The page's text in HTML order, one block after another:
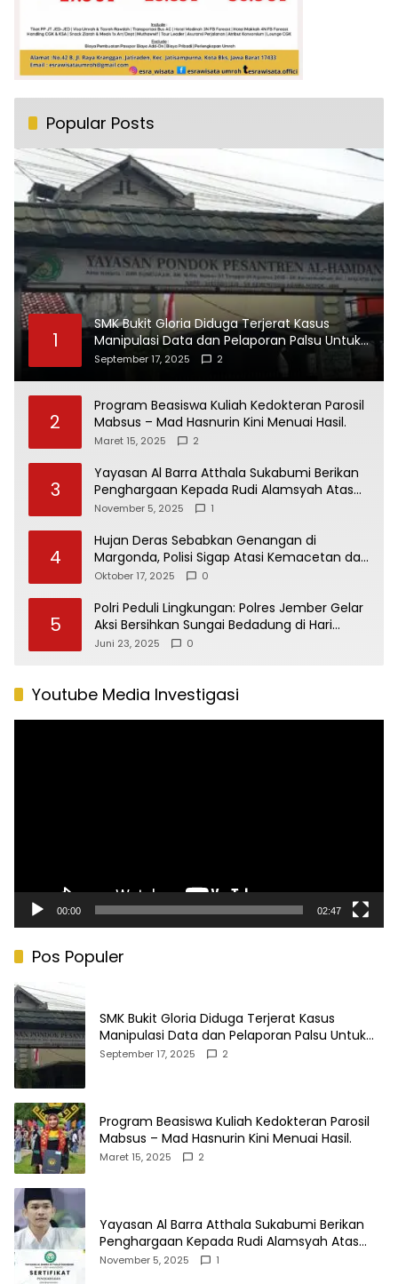
Popular Posts
1
SMK Bukit Gloria Diduga Terjerat Kasus
Manipulasi Data dan Pelaporan Palsu Untuk
Mendapatkan Dana Bos
September 17, 2025 2
2
Program Beasiswa Kuliah Kedokteran Parosil
Mabsus – Mad Hasnurin Kini Menuai Hasil.
Maret 15, 2025 2
3
Yayasan Al Barra Atthala Sukabumi Berikan
Penghargaan Kepada Rudi Alamsyah Atas
Kontribusi Sosial dan Kemasyarakatan
November 5, 2025 1
4
Hujan Deras Sebabkan Genangan di
Margonda, Polisi Sigap Atasi Kemacetan dan
Bantu Pengendara
Oktober 17, 2025 0
5
Polri Peduli Lingkungan: Polres Jember Gelar
Aksi Bersihkan Sungai Bedadung di Hari
Bhayangkara ke-79
Juni 23, 2025 0
Youtube Media Investigasi
00:00 02:47
Pos Populer
SMK Bukit Gloria Diduga Terjerat Kasus
Manipulasi Data dan Pelaporan Palsu Untuk
Mendapatkan Dana Bos
September 17, 2025 2
Program Beasiswa Kuliah Kedokteran Parosil
Mabsus – Mad Hasnurin Kini Menuai Hasil.
Maret 15, 2025 2
Yayasan Al Barra Atthala Sukabumi Berikan
Penghargaan Kepada Rudi Alamsyah Atas
Kontribusi Sosial dan Kemasyarakatan
November 5, 2025 1